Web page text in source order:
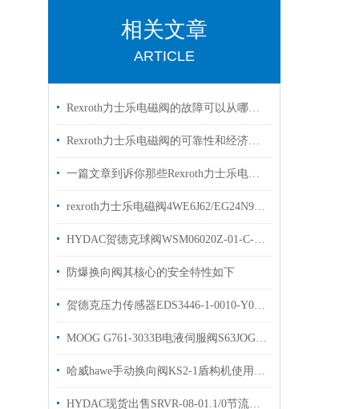
相关文章
ARTICLE
Rexroth力士乐电磁阀的故障可以从哪里进行排查
Rexroth力士乐电磁阀的可靠性和经济性解读
一篇文章到诉你那些Rexroth力士乐电磁阀常见的符号的是什么意思
rexroth力士乐电磁阀4WE6J62/EG24N9K4两位三通阀
HYDAC贺德克球阀WSM06020Z-01-C-N-24DG现货原装
防爆换向阀其核心的安全特性如下
贺德克压力传感器EDS3446-1-0010-Y00原装库存出售
MOOG G761-3033B电液伺服阀S63JOGM4VPL有库存
哈威hawe手动换向阀KS2-1盾构机使用库存有货
HYDAC现货出售SRVR-08-01.1/0节流阀样本资料